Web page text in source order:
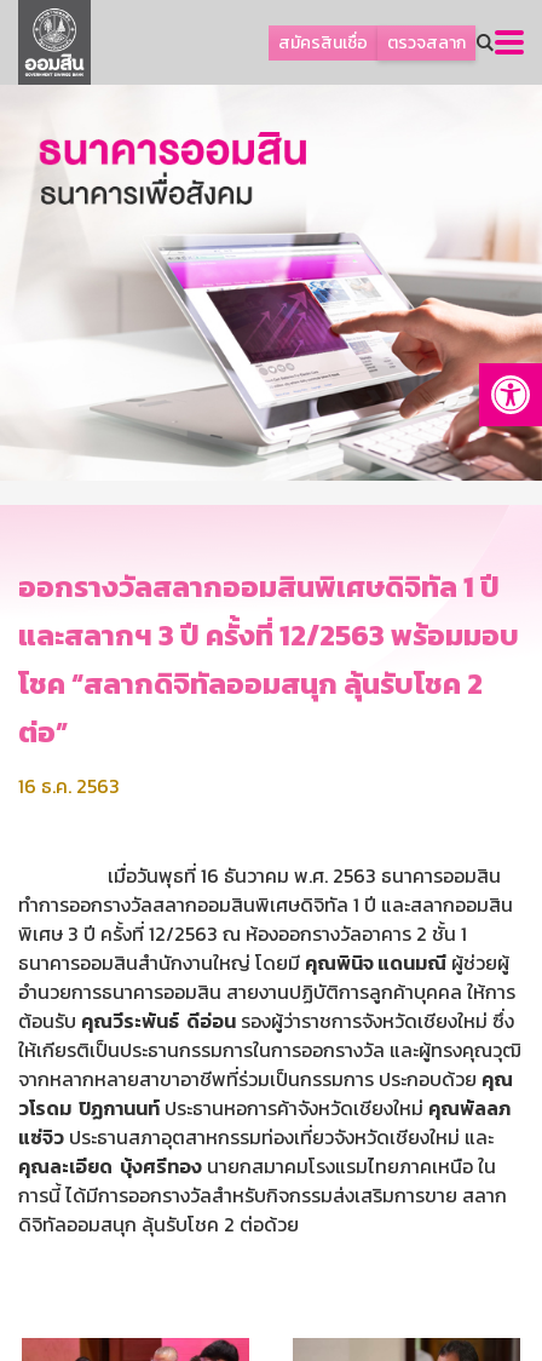
สมัครสินเชื่อ ตรวจสลาก
ลูกค้าธุรกิจ
ลูกค้าผู้ประกอบรายย่อย
ออมเพื่อสุข
เกี่ยวกับธนาคาร
การพัฒนาที่ยั่งยืน
บริการทางการเงิน
ติดต่อเรา
บริการออนไลน์
TH
EN
ออกรางวัลสลากออมสินพิเศษดิจิทัล 1 ปี
และสลากฯ 3 ปี ครั้งที่ 12/2563 พร้อมมอบ
โชค “สลากดิจิทัลออมสนุก ลุ้นรับโชค 2
ต่อ”
16 ธ.ค. 2563
เมื่อวันพุธที่ 16 ธันวาคม พ.ศ. 2563 ธนาคารออมสิน
ทำการออกรางวัลสลากออมสินพิเศษดิจิทัล 1 ปี และสลากออมสิน
พิเศษ 3 ปี ครั้งที่ 12/2563 ณ ห้องออกรางวัลอาคาร 2 ชั้น 1
ธนาคารออมสินสำนักงานใหญ่ โดยมี คุณพินิจ แดนมณี ผู้ช่วยผู้
อำนวยการธนาคารออมสิน สายงานปฏิบัติการลูกค้าบุคคล ให้การ
ต้อนรับ คุณวีระพันธ์ ดีอ่อน รองผู้ว่าราชการจังหวัดเชียงใหม่ ซึ่ง
ให้เกียรติเป็นประธานกรรมการในการออกรางวัล และผู้ทรงคุณวุฒิ
จากหลากหลายสาขาอาชีพที่ร่วมเป็นกรรมการ ประกอบด้วย คุณ
วโรดม ปิฏกานนท์ ประธานหอการค้าจังหวัดเชียงใหม่ คุณพัลลภ
แซ่จิว ประธานสภาอุตสาหกรรมท่องเที่ยวจังหวัดเชียงใหม่ และ
คุณละเอียด บุ้งศรีทอง นายกสมาคมโรงแรมไทยภาคเหนือ ใน
การนี้ ได้มีการออกรางวัลสำหรับกิจกรรมส่งเสริมการขาย สลาก
ดิจิทัลออมสนุก ลุ้นรับโชค 2 ต่อด้วย